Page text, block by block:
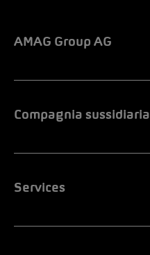
AMAG Group AG
Compagnia sussidiaria
Services